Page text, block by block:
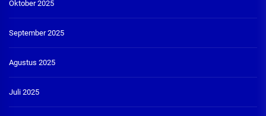
Oktober 2025
September 2025
Agustus 2025
Juli 2025